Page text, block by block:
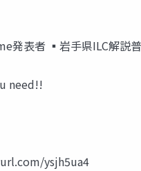
発表者 ▪岩手県ILC解説
need!!
ysjh5ua4